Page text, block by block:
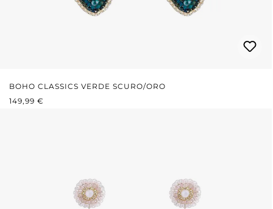
BOHO CLASSICS VERDE SCURO/ORO
PREZZO NORMALE:
149,99 €